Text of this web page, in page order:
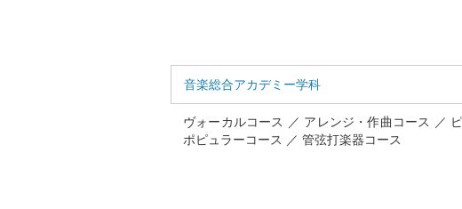
音楽総合アカデミー学科
ヴォーカルコース ／ アレンジ・作曲コース ／
ポピュラーコース ／ 管弦打楽器コース